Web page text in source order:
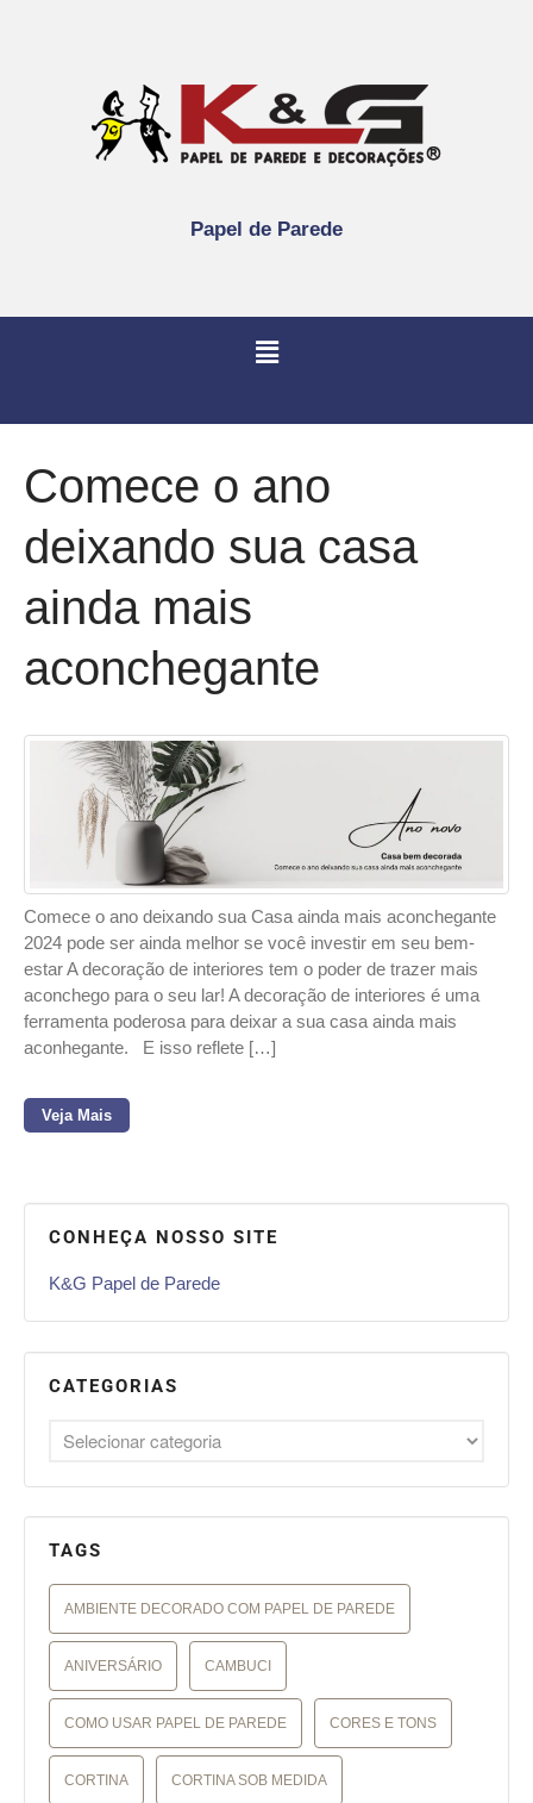
Papel de Parede
Comece o ano
deixando sua casa
ainda mais
aconchegante
Comece o ano deixando sua Casa ainda mais aconchegante
2024 pode ser ainda melhor se você investir em seu bem-
estar A decoração de interiores tem o poder de trazer mais
aconchego para o seu lar! A decoração de interiores é uma
ferramenta poderosa para deixar a sua casa ainda mais
aconhegante. E isso reflete […]
Veja Mais
CONHEÇA NOSSO SITE
K&G Papel de Parede
CATEGORIAS
TAGS
AMBIENTE DECORADO COM PAPEL DE PAREDE
ANIVERSÁRIO CAMBUCI
COMO USAR PAPEL DE PAREDE CORES E TONS
CORTINA CORTINA SOB MEDIDA